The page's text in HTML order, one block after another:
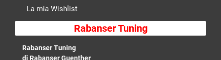
La mia Wishlist
Rabanser Tuning
Rabanser Tuning
di Rabanser Guenther